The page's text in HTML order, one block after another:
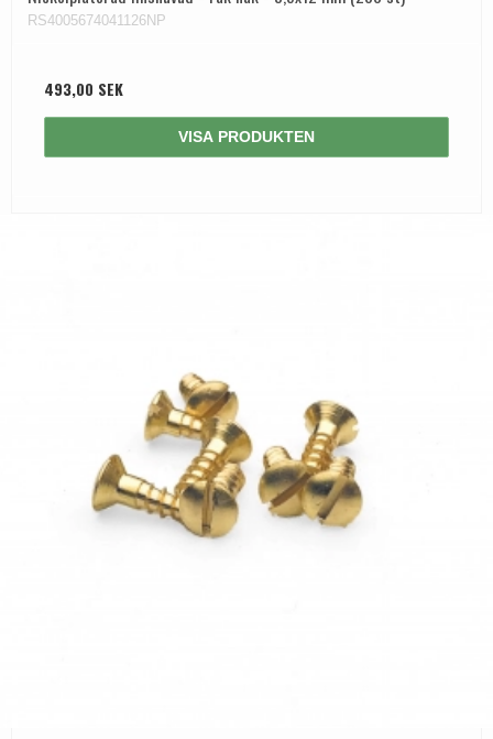
RS4005674041126NP
493,00 SEK
VISA PRODUKTEN